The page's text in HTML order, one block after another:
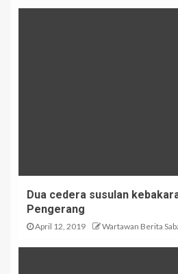
Dua cedera susulan
Pengerang
April 12, 2019 Wartawan Berita